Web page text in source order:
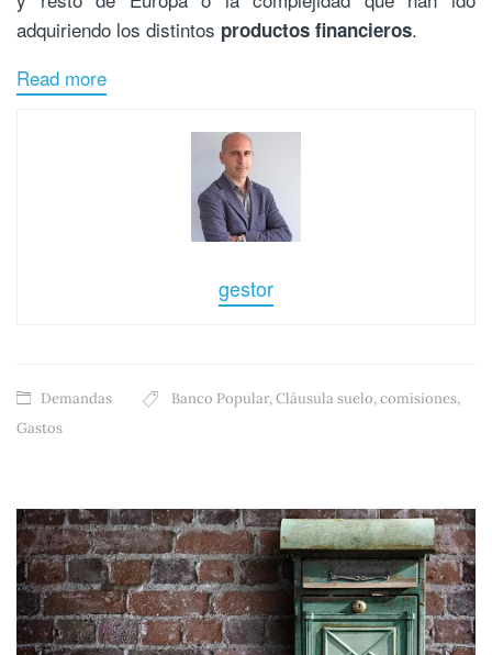
adquiriendo los distintos productos financieros.
Read more
gestor
Demandas Banco Popular,Cláusula suelo,comisiones,
Gastos